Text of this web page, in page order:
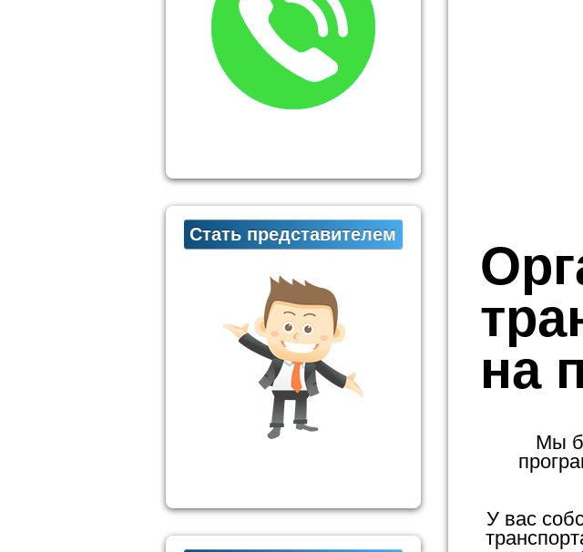
на
Мы
У вас
Стать представителем